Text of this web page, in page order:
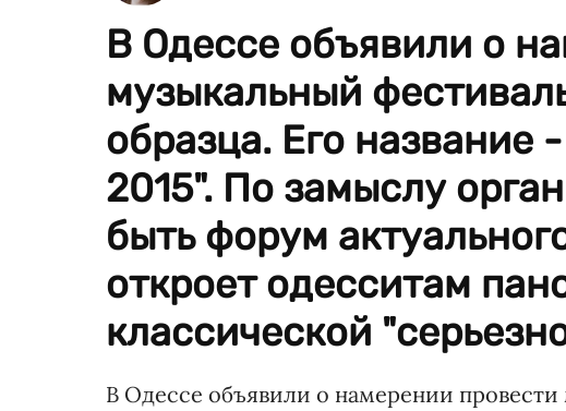
В Одессе объявили о
музыкальный
образца. Его название
2015". По замыслу
быть форум
откроет одесситам
классической
В Одессе объявили о намерении